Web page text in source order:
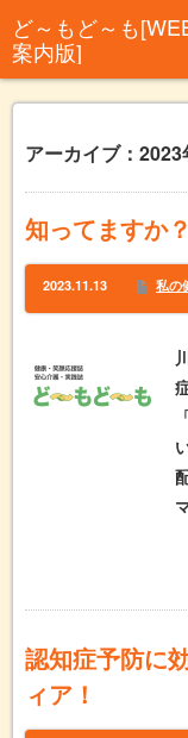
アーカイブ：2023
知ってますか
2023.11.13 私の
認知症予防に
ィア！